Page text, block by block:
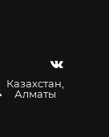
Казахстан,
Алматы